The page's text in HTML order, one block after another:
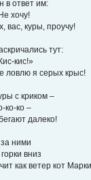
в ответ им:
хочу!
вас, куры, проучу!
тут:
кис!»
ловлю я серых крыс!
с криком –
ко-ко –
далеко!
ними
вниз
как ветер кот